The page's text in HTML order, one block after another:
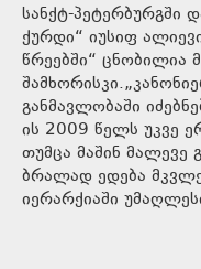
სანქტ-პეტერბურგში
ქურდი“ იუსიფ
წრეებში“ ცნობილია
განმავლობაში
ის 2009 წელს უკვე
თუმცა მაშინ მალევე
ბრალად ედება
იერარქიაში